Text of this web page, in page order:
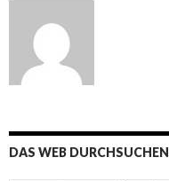
DAS WEB DURCHSUCHEN